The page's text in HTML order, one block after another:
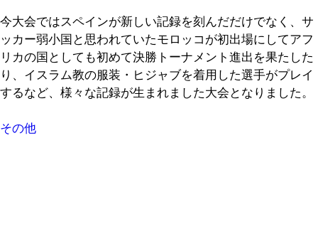
今大会ではスペインが新しい記録を刻んだだけでなく、サ
ッカー弱小国と思われていたモロッコが初出場にしてアフ
リカの国としても初めて決勝トーナメント進出を果たした
り、イスラム教の服装・ヒジャブを着用した選手がプレイ
するなど、様々な記録が生まれました大会となりました。
その他